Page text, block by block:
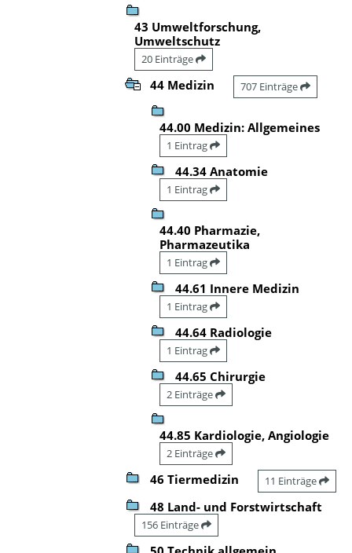
43 Umweltforschung,
Umweltschutz
20 Einträge
44 Medizin 707 Einträge
44.00 Medizin: Allgemeines
1 Eintrag
44.34 Anatomie
1 Eintrag
44.40 Pharmazie,
Pharmazeutika
1 Eintrag
44.61 Innere Medizin
1 Eintrag
44.64 Radiologie
1 Eintrag
44.65 Chirurgie
2 Einträge
44.85 Kardiologie, Angiologie
2 Einträge
46 Tiermedizin 11 Einträge
48 Land- und Forstwirtschaft
156 Einträge